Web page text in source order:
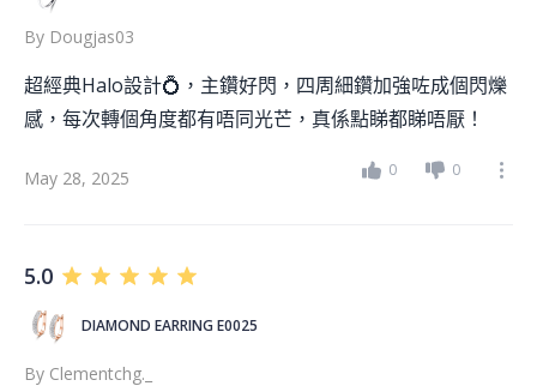
By Dougjas03
超經典Halo設計💍，主鑽好閃，四周細鑽加強咗成個閃爍
感，每次轉個角度都有唔同光芒，真係點睇都睇唔厭！
May 28, 2025 0 0
5.0
DIAMOND EARRING E0025
By Clementchg._